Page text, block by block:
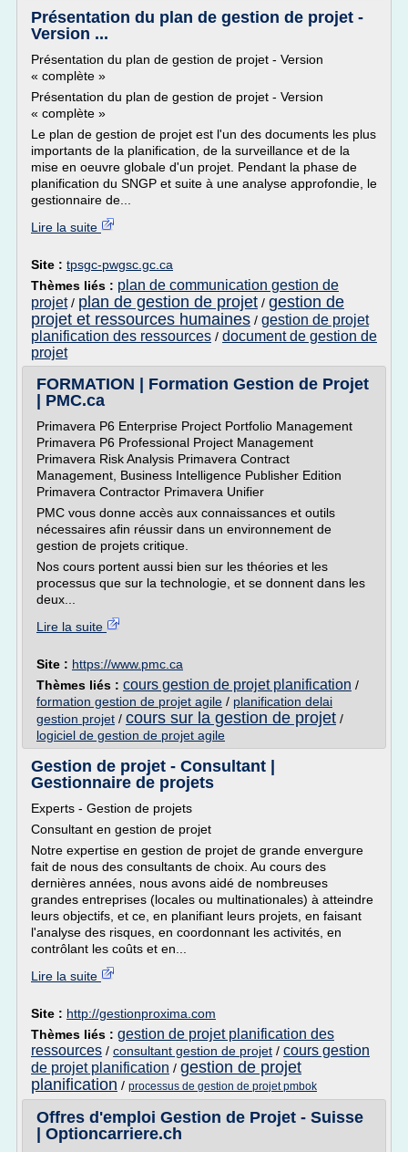
Présentation du plan de gestion de projet -
Version ...
Présentation du plan de gestion de projet - Version
« complète »
Présentation du plan de gestion de projet - Version
« complète »
Le plan de gestion de projet est l'un des documents les plus
importants de la planification, de la surveillance et de la
mise en oeuvre globale d'un projet. Pendant la phase de
planification du SNGP et suite à une analyse approfondie, le
gestionnaire de...
Lire la suite
Site : tpsgc-pwgsc.gc.ca
Thèmes liés : plan de communication gestion de
projet/ plan de gestion de projet / gestion de
projet et ressources humaines / gestion de projet
planification des ressources / document de gestion de
projet
FORMATION | Formation Gestion de Projet
| PMC.ca
Primavera P6 Enterprise Project Portfolio Management
Primavera P6 Professional Project Management
Primavera Risk Analysis Primavera Contract
Management, Business Intelligence Publisher Edition
Primavera Contractor Primavera Unifier
PMC vous donne accès aux connaissances et outils
nécessaires afin réussir dans un environnement de
gestion de projets critique.
Nos cours portent aussi bien sur les théories et les
processus que sur la technologie, et se donnent dans les
deux...
Lire la suite
Site : https://www.pmc.ca
Thèmes liés : cours gestion de projet planification /
formation gestion de projet agile / planification delai
gestion projet / cours sur la gestion de projet /
logiciel de gestion de projet agile
Gestion de projet - Consultant |
Gestionnaire de projets
Experts - Gestion de projets
Consultant en gestion de projet
Notre expertise en gestion de projet de grande envergure
fait de nous des consultants de choix. Au cours des
dernières années, nous avons aidé de nombreuses
grandes entreprises (locales ou multinationales) à atteindre
leurs objectifs, et ce, en planifiant leurs projets, en faisant
l'analyse des risques, en coordonnant les activités, en
contrôlant les coûts et en...
Lire la suite
Site : http://gestionproxima.com
Thèmes liés : gestion de projet planification des
ressources / consultant gestion de projet / cours gestion
de projet planification / gestion de projet
planification / processus de gestion de projet pmbok
Offres d'emploi Gestion de Projet - Suisse
| Optioncarriere.ch